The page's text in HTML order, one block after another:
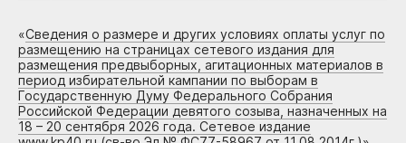
«Сведения о размере и других условиях оплаты услуг по
размещению на страницах сетевого издания для
размещения предвыборных, агитационных материалов в
период избирательной кампании по выборам в
Государственную Думу Федерального Собрания
Российской Федерации девятого созыва, назначенных на
18 – 20 сентября 2026 года. Сетевое издание